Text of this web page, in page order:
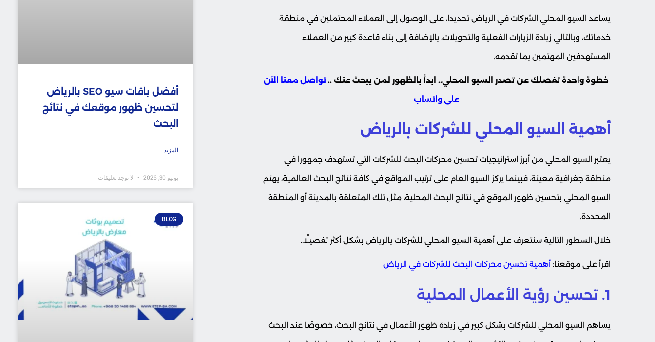
يساعد السيو المحلي الشركات في الرياض تحديدًا، على الوصول إلى العملاء المحتملين في منطقة
خدماتك، وبالتالي زيادة الزيارات الفعلية والتحويلات، بالإضافة إلى بناء قاعدة كبير من العملاء
المستهدفين المهتمين بما تقدمه.
خطوة واحدة تفصلك عن تصدر السيو المحلي.. ابدأ بالظهور لمن يبحث عنك .. تواصل معنا الآن
على واتساب
أهمية السيو المحلي للشركات بالرياض
يعتبر السيو المحلي من أبرز استراتيجيات تحسين محركات البحث للشركات التي تستهدف جمهورًا في
منطقة جغرافية معينة، فبينما يركز السيو العام على ترتيب المواقع في كافة نتائج البحث العالمية، يهتم
السيو المحلي بتحسين ظهور الموقع في نتائج البحث المحلية، مثل تلك المتعلقة بالمدينة أو المنطقة
المحددة.
خلال السطور التالية سنتعرف على أهمية السيو المحلي للشركات بالرياض بشكل أكثر تفصيلًا..
اقرأ على موقعنا: أهمية تحسين محركات البحث للشركات في الرياض
1. تحسين رؤية الأعمال المحلية
يساهم السيو المحلي للشركات بشكل كبير في زيادة ظهور الأعمال في نتائج البحث، خصوصًا عند البحث
أفضل باقات سيو SEO بالرياض
لتحسين ظهور موقعك في نتائج
البحث
المزيد
يوليو 30, 2026 لا توجد تعليقات
BLOG